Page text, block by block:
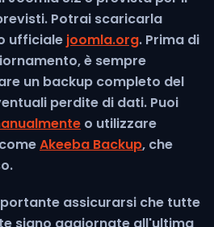
Potrai scaricarla
ufficiale joomla.org. Prima di
è sempre
un backup completo del
perdite di dati. Puoi
o utilizzare
Akeeba Backup, che
assicurarsi che tutte
siano aggiornate all'ultima